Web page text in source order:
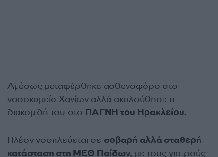
Αμέσως μεταφέρθηκε ασθενοφόρο στο
νοσοκομείο Χανίων αλλά ακολούθησε η
διακομιδή του στο ΠΑΓΝΗ του Ηρακλείου.
Πλέον νοσηλεύεται σε σοβαρή αλλά σταθερή
κατάσταση στη ΜΕΘ Παίδων, με τους γιατρούς